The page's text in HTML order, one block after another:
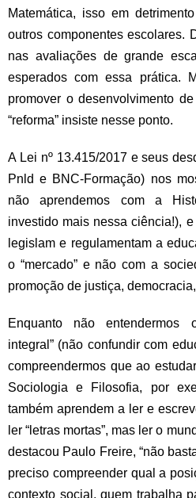
Matemática, isso em
outros componentes escolares.
nas avaliações de grande
esperados com essa prática.
promover o desenvolvimento
“reforma” insiste nesse ponto.
A Lei nº 13.415/2017 e seus
Pnld e BNC-Formação) nos
não aprendemos com a
investido mais nessa ciência!),
legislam e regulamentam a
o “mercado” e não com a
promoção de justiça,
Enquanto não entendermos
integral” (não confundir com
compreendermos que ao
Sociologia e Filosofia, por
também aprendem a ler e
ler “letras mortas”, mas ler o
destacou Paulo Freire, “não
preciso compreender qual a
contexto social, quem trabalha